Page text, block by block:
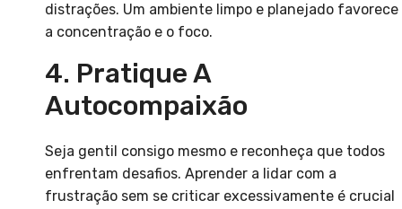
distrações. Um ambiente limpo e planejado favorece
a concentração e o foco.
4. Pratique A
Autocompaixão
Seja gentil consigo mesmo e reconheça que todos
enfrentam desafios. Aprender a lidar com a
frustração sem se criticar excessivamente é crucial